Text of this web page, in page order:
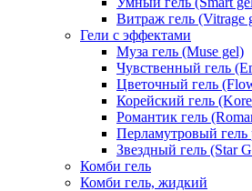
Витраж гель (Vitrage
Гели с эффектами
Муза гель (Muse gel)
Чувственный гель
Цветочный гель
Корейский гель
Романтик гель
Перламутровый гель
Звездный гель (Star
Комби гель
Комби гель, жидкий